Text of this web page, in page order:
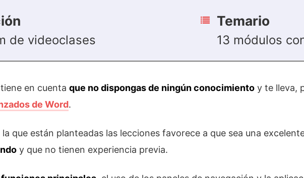
de videoclases
Temario
13 módulos
en cuenta que no dispongas de ningún conocimiento y te lleva,
de Word.
que están planteadas las lecciones favorece a que sea una
y que no tienen experiencia previa.